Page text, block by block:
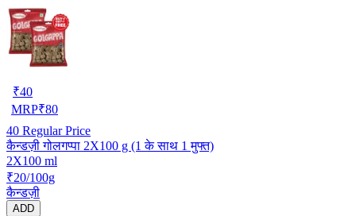
₹40
MRP₹80
40 Regular Price
कैन्डज़ी गोलगप्पा 2X100 g (1 के साथ 1 मुफ्त)
2X100 ml
₹20/100g
कैन्डज़ी
ADD